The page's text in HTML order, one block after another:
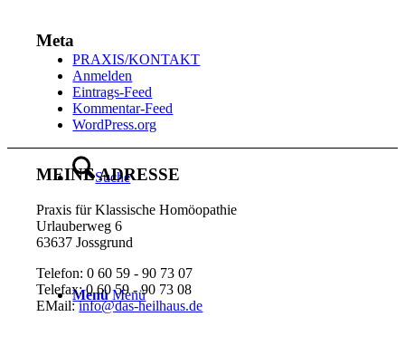
PRAXIS/KONTAKT
Suche
Menü Menü
Meta
Anmelden
Eintrags-Feed
Kommentar-Feed
WordPress.org
MEINE ADRESSE
Praxis für Klassische Homöopathie
Urlauberweg 6
63637 Jossgrund
Telefon: 0 60 59 - 90 73 07
Telefax: 0 60 59 - 90 73 08
EMail:info@das-heilhaus.de